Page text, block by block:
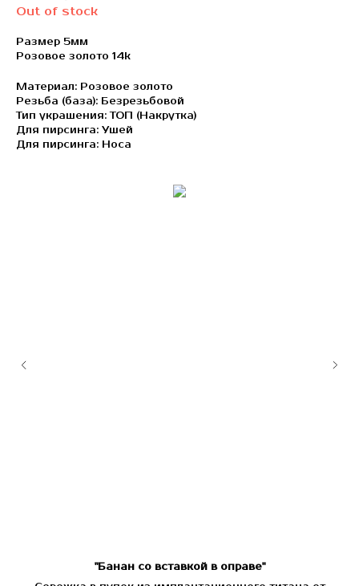
Out of stock
Размер 5мм
Розовое золото 14k
Материал: Розовое золото
Резьба (база): Безрезьбовой
Тип украшения: ТОП (Накрутка)
Для пирсинга: Ушей
Для пирсинга: Носа
"Банан со вставкой в оправе"